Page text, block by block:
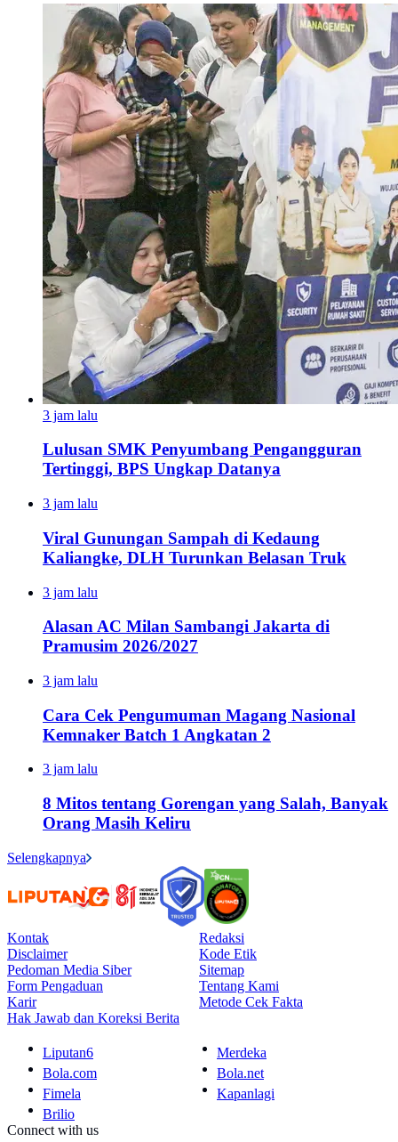
3 jam lalu
Lulusan SMK Penyumbang Pengangguran
Tertinggi, BPS Ungkap Datanya
3 jam lalu
Viral Gunungan Sampah di Kedaung
Kaliangke, DLH Turunkan Belasan Truk
3 jam lalu
Alasan AC Milan Sambangi Jakarta di
Pramusim 2026/2027
3 jam lalu
Cara Cek Pengumuman Magang Nasional
Kemnaker Batch 1 Angkatan 2
3 jam lalu
8 Mitos tentang Gorengan yang Salah, Banyak
Orang Masih Keliru
Selengkapnya
Kontak
Redaksi
Disclaimer
Kode Etik
Pedoman Media Siber
Sitemap
Form Pengaduan
Tentang Kami
Karir
Metode Cek Fakta
Hak Jawab dan Koreksi Berita
Liputan6
Merdeka
Bola.com
Bola.net
Fimela
Kapanlagi
Brilio
Connect with us